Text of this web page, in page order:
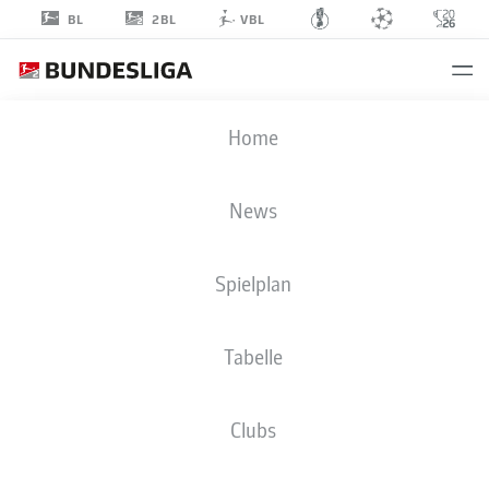
BL 2BL VBL
Home
News
Spielplan
Tabelle
Clubs